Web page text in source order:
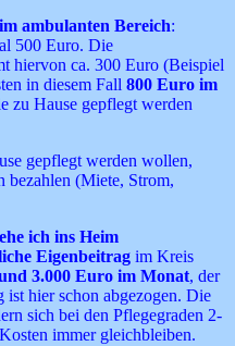
ambulanten Bereich:
500 Euro. Die
hiervon ca. 300 Euro (Beispiel
in diesem Fall 800 Euro im
zu Hause gepflegt werden
gepflegt werden wollen,
bezahlen (Miete, Strom,
ich ins Heim
Eigenbeitrag im Kreis
3.000 Euro im Monat, der
hier schon abgezogen. Die
sich bei den Pflegegraden 2-
immer gleichbleiben.